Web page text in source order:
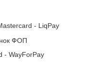
- LiqPay
ФОП
- WayForPay